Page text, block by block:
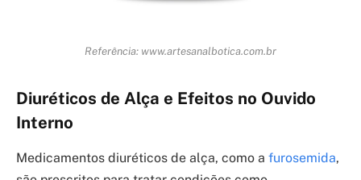
Referência: www.artesanalbotica.com.br
Diuréticos de Alça e Efeitos no Ouvido
Interno
Medicamentos diuréticos de alça, como a furosemida,